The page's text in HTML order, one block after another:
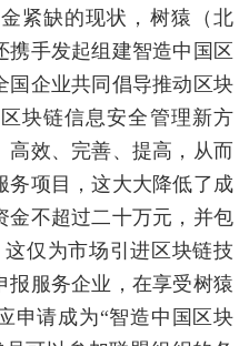
紧缺的现状，树猿（北
手发起组建智造中国区
国企业共同倡导推动区块
块链信息安全管理新方
高效、完善、提高，从而
务项目，这大大降低了成
金不超过二十万元，并包
仅为市场引进区块链技
报服务企业，在享受树猿
申请成为“智造中国区块